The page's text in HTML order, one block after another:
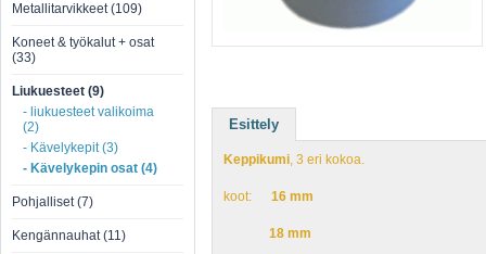
Metallitarvikkeet (109)
Koneet & työkalut + osat
(33)
Liukuesteet (9)
- liukuesteet valikoima
(2)
- Kävelykepit (3)
- Kävelykepin osat (4)
Pohjalliset (7)
Kengännauhat (11)
Esittely
Keppikumi, 3 eri kokoa.
koot: 16 mm
18 mm